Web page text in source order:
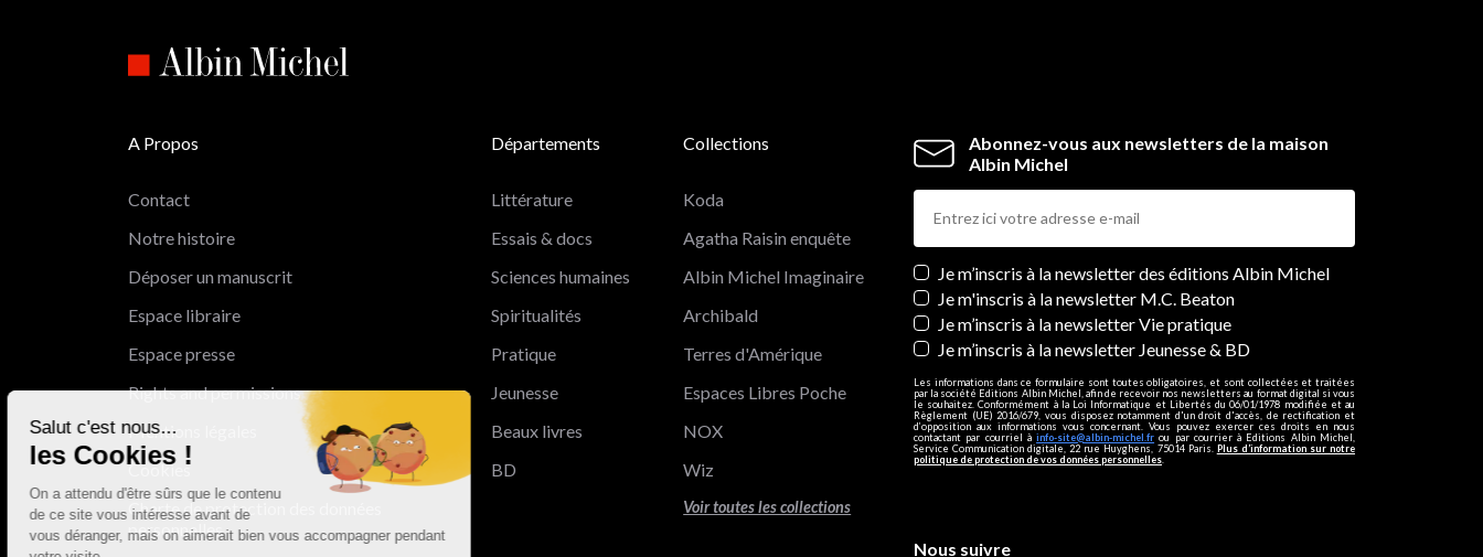
Salut c'est nous...
les Cookies !
On a attendu d'être sûrs que le contenu
de ce site vous intéresse avant de
vous déranger, mais on aimerait bien vous accompagner pendant
Abonnez-vous aux newsletters de la maison
Albin Michel
Newsletters
Je m’inscris à la newsletter des éditions Albin Michel
Je m'inscris à la newsletter M.C. Beaton
Je m’inscris à la newsletter Vie pratique
Je m’inscris à la newsletter Jeunesse & BD
Les informations dans ce formulaire sont toutes obligatoires, et sont collectées et traitées
par la société Editions Albin Michel, afin de recevoir nos newsletters au format digital si vous
le souhaitez. Conformément à la Loi Informatique et Libertés du 06/01/1978 modifiée et au
Règlement (UE) 2016/679, vous disposez notamment d'un droit d'accès, de rectification et
d’opposition aux informations vous concernant. Vous pouvez exercer ces droits en nous
contactant par courriel àinfo-site@albin-michel.fr ou par courrier à Editions Albin Michel,
Service Communication digitale, 22 rue Huyghens, 75014 Paris. Plus d’information sur notre
politique de protection de vos données personnelles
A Propos
Contact
Notre histoire
Déposer un manuscrit
Espace libraire
Espace presse
Rights and permissions
Mentions légales
Cookies
Charte de protection des données
personnelles
Départements
Littérature
Essais & docs
Sciences humaines
Spiritualités
Pratique
Jeunesse
Beaux livres
BD
Collections
Koda
Agatha Raisin enquête
Albin Michel Imaginaire
Archibald
Terres d'Amérique
Espaces Libres Poche
NOX
Wiz
Voir toutes les collections
Nous suivre